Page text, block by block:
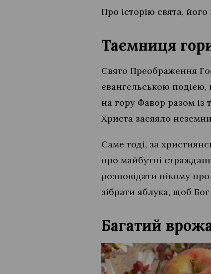
Про історію свята,
Таємниця
Свято Преображення
євангельською подією,
на гору Фавор разом
Христа засяяло
Саме тоді, за
про майбутні
розповідати нікому
зібрати яблука, щоб
Багатий